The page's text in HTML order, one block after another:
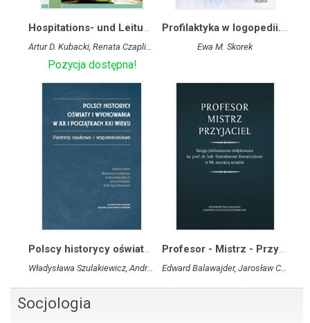
Hospitations- und Leitungspraktikum. Handbuch für DaF-Studierende
Artur D. Kubacki, Renata Czaplikowska
Pozycja dostępna!
Profilaktyka w logopedii. Wybrane zagadnienia
Ewa M. Skorek
Polscy historycy oświaty i wychowania w XX i początkach XXI wieku. Portrety naukowe i wspomnieniowe
Władysława Szulakiewicz, Andrzej Paweł Bieś SJ, Anna Królikowska, Beata Topij-Stempińska
Profesor - Mistrz - Przyjaciel. Księga Jubileuszowa dedykowana ks. prof. dr. hab. Stanisławowi Kowalczykowi w 90. rocznicę urodzin
Edward Balawajder, Jarosław Charchuła, Arkadiusz Jabłoński
Socjologia